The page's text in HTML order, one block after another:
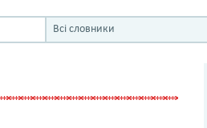
Всі словники